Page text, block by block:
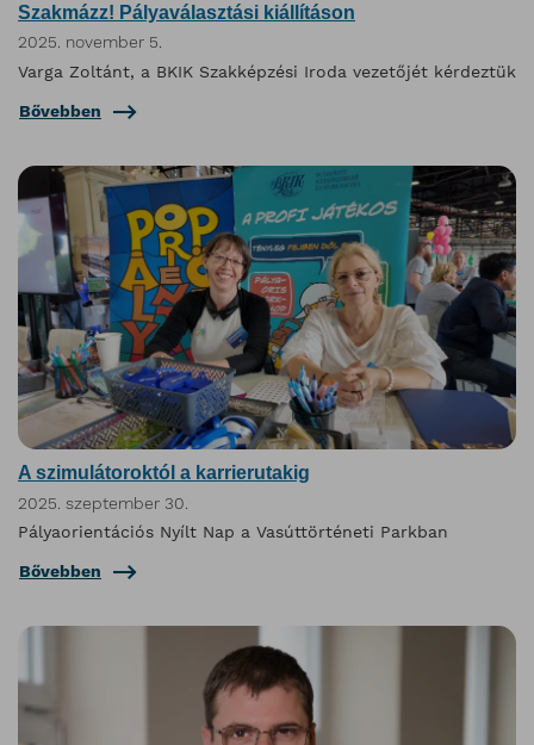
Szakmázz! Pályaválasztási kiállításon
2025. november 5.
Varga Zoltánt, a BKIK Szakképzési Iroda vezetőjét kérdeztük
Bővebben
A szimulátoroktól a karrierutakig
2025. szeptember 30.
Pályaorientációs Nyílt Nap a Vasúttörténeti Parkban
Bővebben